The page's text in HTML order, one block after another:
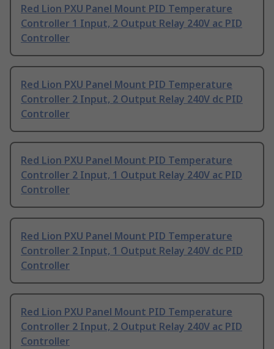
Red Lion PXU Panel Mount PID Temperature
Controller 1 Input, 2 Output Relay 240V ac PID
Controller
Red Lion PXU Panel Mount PID Temperature
Controller 2 Input, 2 Output Relay 240V dc PID
Controller
Red Lion PXU Panel Mount PID Temperature
Controller 2 Input, 1 Output Relay 240V ac PID
Controller
Red Lion PXU Panel Mount PID Temperature
Controller 2 Input, 1 Output Relay 240V dc PID
Controller
Red Lion PXU Panel Mount PID Temperature
Controller 2 Input, 2 Output Relay 240V ac PID
Controller